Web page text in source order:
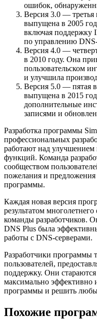
ошибок,
Версия 3.0 — третья
выпущена в 2005
включая поддержку
по управлению
Версия 4.0 —
в 2010 году. Она
пользовательском
и улучшила
Версия 5.0 — пятая
выпущена в 2015
дополнительные
записями и
Разработка программы
профессиональных
работают над
функций. Команда
сообществом
пожелания и
программы.
Каждая новая версия
результатом
команды разработчиков.
DNS Plus была
работы с DNS-серверами.
Разработчики программы
пользователей,
поддержку. Они
максимально эффективно
программы и решить
Похожие